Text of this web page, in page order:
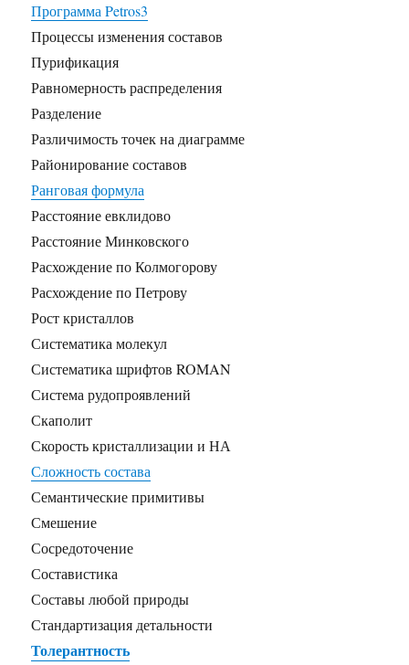
Программа Petros3
Процессы изменения составов
Пурификация
Равномерность распределения
Разделение
Различимость точек на диаграмме
Районирование составов
Ранговая формула
Расстояние евклидово
Расстояние Минковского
Расхождение по Колмогорову
Расхождение по Петрову
Рост кристаллов
Систематика молекул
Систематика шрифтов ROMAN
Система рудопроявлений
Скаполит
Скорость кристаллизации и НА
Сложность состава
Семантические примитивы
Смешение
Сосредоточение
Составистика
Составы любой природы
Стандартизация детальности
Толерантность